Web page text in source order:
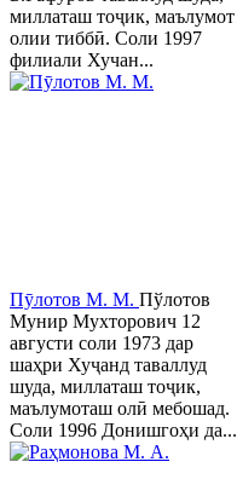
миллаташ тоҷик, маълумот
олии тиббӣ. Соли 1997
филиали Хучан...
Пӯлотов М. М. Пўлотов
Мунир Мухторович 12
августи соли 1973 дар
шаҳри Хуҷанд таваллуд
шуда, миллаташ тоҷик,
маълумоташ олӣ мебошад.
Соли 1996 Донишгоҳи да...